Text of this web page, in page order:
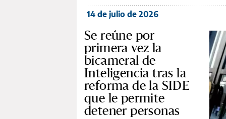
14 de julio de 2026
Se reúne por
primera vez la
bicameral de
Inteligencia tras la
reforma de la SIDE
que le permite
detener personas